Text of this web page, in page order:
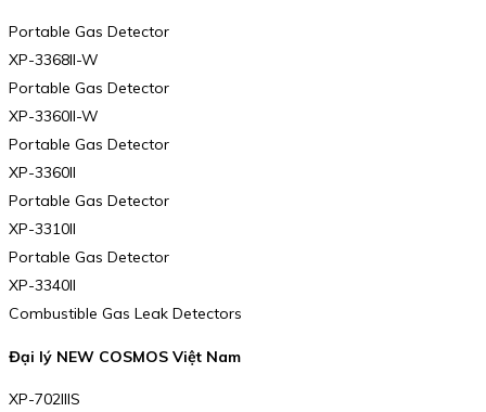
Portable Gas Detector
XP-3368II-W
Portable Gas Detector
XP-3360II-W
Portable Gas Detector
XP-3360II
Portable Gas Detector
XP-3310II
Portable Gas Detector
XP-3340II
Combustible Gas Leak Detectors
Đại lý NEW COSMOS Việt Nam
XP-702IIIS